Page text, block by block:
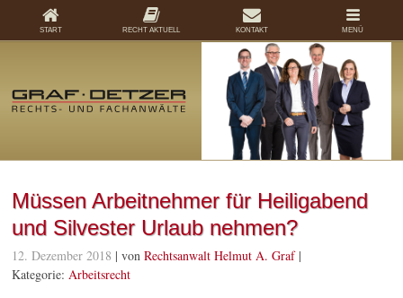
Müssen Arbeitnehmer für Heiligabend
und Silvester Urlaub nehmen?
12. Dezember 2018 | vonRechtsanwalt Helmut A. Graf|
Kategorie:Arbeitsrecht
START RECHT AKTUELL KONTAKT MENÜ